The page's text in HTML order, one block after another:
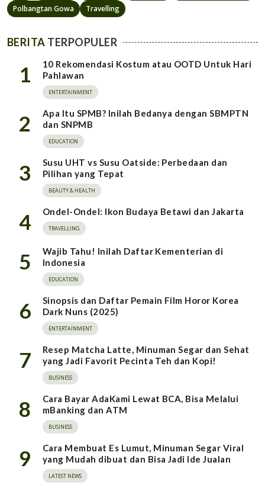
Polbangtan Gowa
Travelling
BERITA TERPOPULER
1
10 Rekomendasi Kostum atau OOTD Untuk Hari
Pahlawan
ENTERTAINMENT
2
Apa Itu SPMB? Inilah Bedanya dengan SBMPTN
dan SNPMB
EDUCATION
3
Susu UHT vs Susu Oatside: Perbedaan dan
Pilihan yang Tepat
BEAUTY & HEALTH
4 Ondel-Ondel: Ikon Budaya Betawi dan Jakarta
TRAVELLING
5
Wajib Tahu! Inilah Daftar Kementerian di
Indonesia
EDUCATION
6
Sinopsis dan Daftar Pemain Film Horor Korea
Dark Nuns (2025)
ENTERTAINMENT
7
Resep Matcha Latte, Minuman Segar dan Sehat
yang Jadi Favorit Pecinta Teh dan Kopi!
BUSINESS
8
Cara Bayar AdaKami Lewat BCA, Bisa Melalui
mBanking dan ATM
BUSINESS
9
Cara Membuat Es Lumut, Minuman Segar Viral
yang Mudah dibuat dan Bisa Jadi Ide Jualan
LATEST NEWS